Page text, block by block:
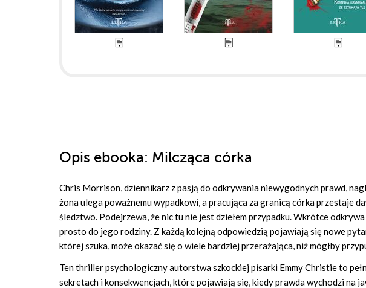
Opis ebooka: Milcząca córka
Chris Morrison, dziennikarz z pasją do odkrywania niewygodnych prawd,
żona ulega poważnemu wypadkowi, a pracująca za granicą córka przestaje
śledztwo. Podejrzewa, że nic tu nie jest dziełem przypadku. Wkrótce
prosto do jego rodziny. Z każdą kolejną odpowiedzią pojawiają się nowe
której szuka, może okazać się o wiele bardziej przerażająca, niż mógłby
Ten thriller psychologiczny autorstwa szkockiej pisarki Emmy Christie to
sekretach i konsekwencjach, które pojawiają się, kiedy prawda wychodzi na